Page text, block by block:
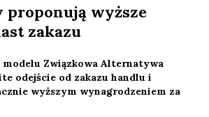
proponują wyższe
zakazu
modelu Związkowa Alternatywa
odejście od zakazu handlu i
wyższym wynagrodzeniem za